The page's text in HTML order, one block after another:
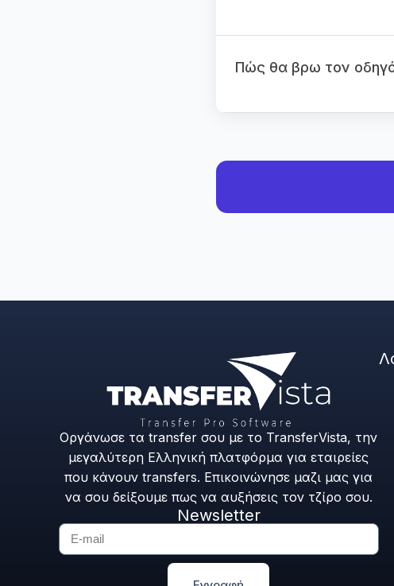
Πώς θα βρω τον
Οργάνωσε τα transfer σου με το TransferVista, την
μεγαλύτερη Ελληνική πλατφόρμα για εταιρείες
που κάνουν transfers. Επικοινώνησε μαζι μας για
να σου δείξουμε πως να αυξήσεις τον τζίρο σου.
Newsletter